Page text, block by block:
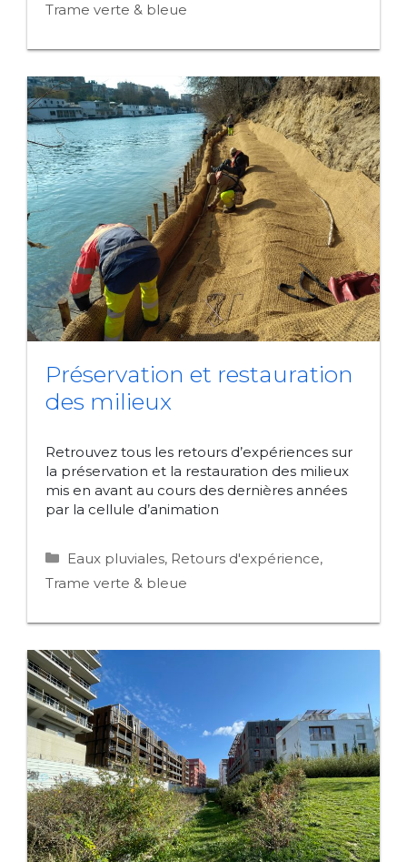
Trame verte & bleue
Préservation et restauration
des milieux
Retrouvez tous les retours d’expériences sur
la préservation et la restauration des milieux
mis en avant au cours des dernières années
par la cellule d’animation
Catégories
Eaux pluviales, Retours d'expérience,
Trame verte & bleue